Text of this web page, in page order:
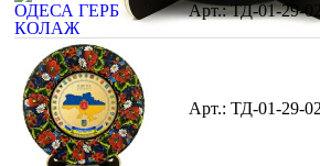
ТД-01-29-
ТД-01-29-